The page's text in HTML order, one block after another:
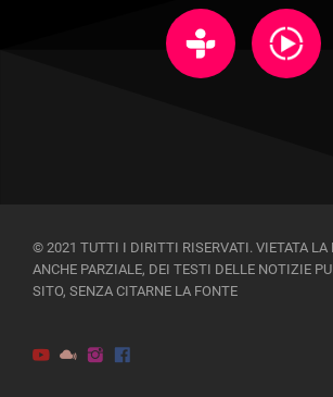
© 2021 TUTTI I DIRITTI RISERVATI. VIETATA LA
ANCHE PARZIALE, DEI TESTI DELLE NOTIZIE
SITO, SENZA CITARNE LA FONTE